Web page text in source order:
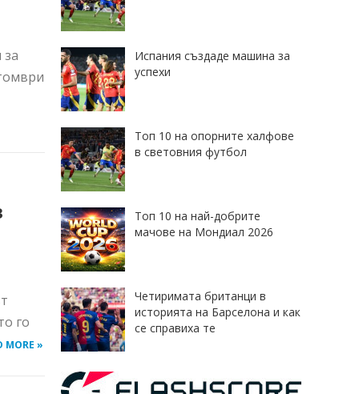
го
MORE »
Испания създаде машина за
успехи
Топ 10 на опорните халфове
в световния футбол
Топ 10 на най-добрите
мачове на Мондиал 2026
Четиримата британци в
историята на Барселона и как
се справиха те